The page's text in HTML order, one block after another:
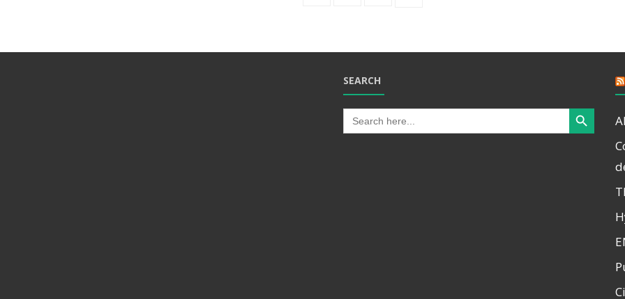
SEARCH
Search
for:
Search Button